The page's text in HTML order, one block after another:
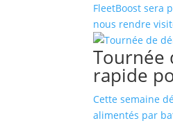
FleetBoost sera
nous rendre
Tournée
rapide
Cette semaine
alimentés par